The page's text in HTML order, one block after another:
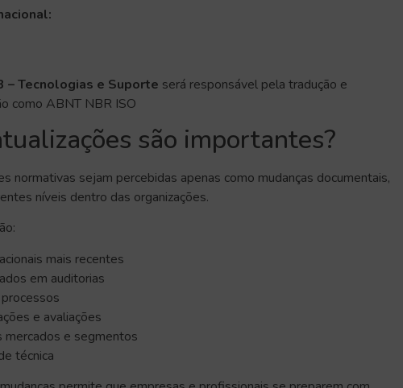
– Tecnologias e Suporte será responsável pela tradução e
como ABNT NBR ISO
são importantes?
normativas sejam percebidas apenas como mudanças documentais,
níveis dentro das organizações.
mais recentes
em auditorias
e avaliações
mercados e segmentos
técnica